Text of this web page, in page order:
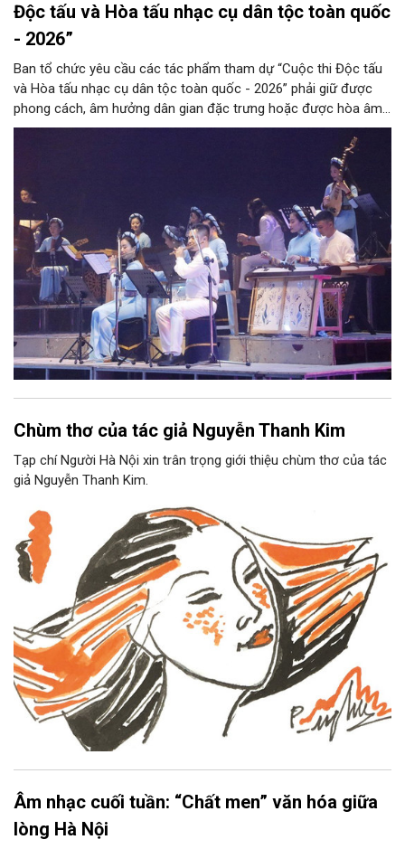
Độc tấu và Hòa tấu nhạc cụ dân tộc toàn quốc
- 2026”
Ban tổ chức yêu cầu các tác phẩm tham dự “Cuộc thi Độc tấu
và Hòa tấu nhạc cụ dân tộc toàn quốc - 2026” phải giữ được
phong cách, âm hưởng dân gian đặc trưng hoặc được hòa âm,
phối khí mới trên nền tảng làn điệu âm nhạc truyền thống Việt
Nam, đồng thời phải được trình diễn trực tiếp bằng nhạc cụ dân
Chùm thơ của tác giả Nguyễn Thanh Kim
Tạp chí Người Hà Nội xin trân trọng giới thiệu chùm thơ của tác
giả Nguyễn Thanh Kim.
Âm nhạc cuối tuần: “Chất men” văn hóa giữa
lòng Hà Nội